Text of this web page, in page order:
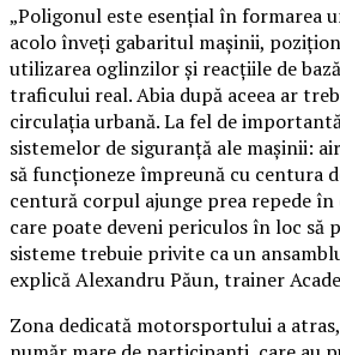
„Poligonul este esențial în formarea
acolo înveți gabaritul mașinii,
utilizarea oglinzilor și reacțiile de
traficului real. Abia după aceea ar
circulația urbană. La fel de
sistemelor de siguranță ale mașinii:
să funcționeze împreună cu centura
centură corpul ajunge prea repede
care poate deveni periculos în loc să
sisteme trebuie privite ca un
explică Alexandru Păun, trainer
Zona dedicată motorsportului a atras,